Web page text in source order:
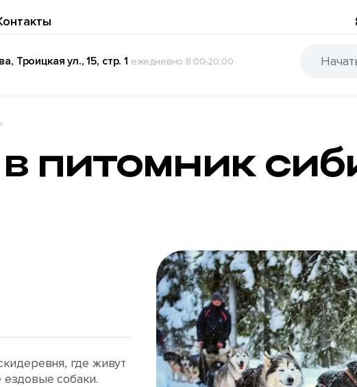
Троицкая ул., 15, стр. 1 ежедневно 8:00-20:00
питомник
где живут
собаки.